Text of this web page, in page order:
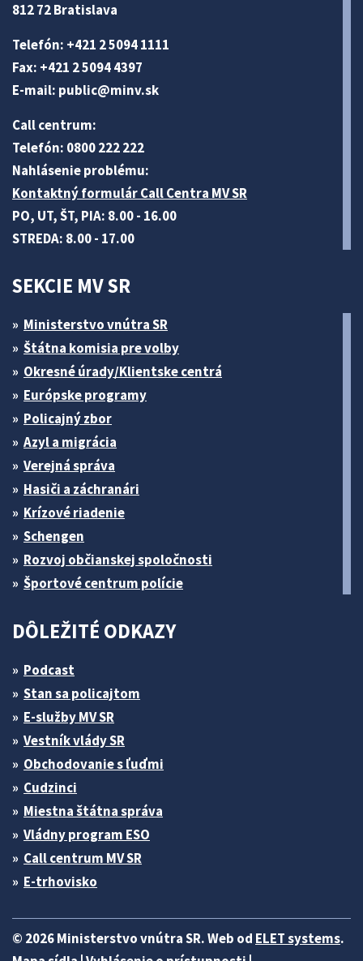
812 72 Bratislava
Telefón: +421 2 5094 1111
Fax: +421 2 5094 4397
E-mail: public@minv.sk
Call centrum:
Telefón: 0800 222 222
Nahlásenie problému:
Kontaktný formulár Call Centra MV SR
PO, UT, ŠT, PIA: 8.00 - 16.00
STREDA: 8.00 - 17.00
SEKCIE MV SR
Ministerstvo vnútra SR
Štátna komisia pre volby
Okresné úrady/Klientske centrá
Európske programy
Policajný zbor
Azyl a migrácia
Verejná správa
Hasiči a záchranári
Krízové riadenie
Schengen
Rozvoj občianskej spoločnosti
Športové centrum polície
DÔLEŽITÉ ODKAZY
Podcast
Stan sa policajtom
E-služby MV SR
Vestník vlády SR
Obchodovanie s ľuďmi
Cudzinci
Miestna štátna správa
Vládny program ESO
Call centrum MV SR
E-trhovisko
© 2026 Ministerstvo vnútra SR. Web od ELET systems.